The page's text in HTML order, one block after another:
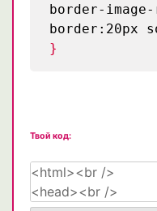
border-
border:20px
}
Твой код: